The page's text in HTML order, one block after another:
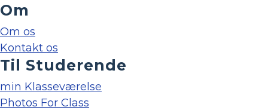
Om
Om os
Kontakt os
Til Studerende
min Klasseværelse
Photos For Class